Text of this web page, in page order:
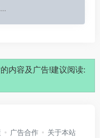
内容及广告!建议阅读:
广告合作 关于本站